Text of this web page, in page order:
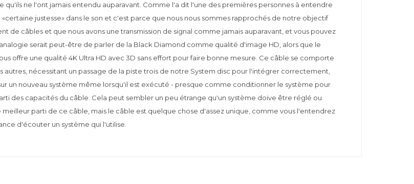
qu'ils ne l'ont jamais entendu auparavant. Comme l'a dit l'une des premières personnes à entendre
«certaine justesse» dans le son et c'est parce que nous nous sommes rapprochés de notre objectif
de câbles et que nous avons une transmission de signal comme jamais auparavant, et vous pouvez
serait peut-être de parler de la Black Diamond comme qualité d'image HD, alors que le
offre une qualité 4K Ultra HD avec 3D sans effort pour faire bonne mesure. Ce câble se comporte
autres, nécessitant un passage de la piste trois de notre System disc pour l'intégrer correctement,
un nouveau système même lorsqu'il est exécuté - presque comme conditionner le système pour
des capacités du câble. Cela peut sembler un peu étrange qu'un système doive être réglé ou
parti de ce câble, mais le câble est quelque chose d'assez unique, comme vous l'entendrez
d'écouter un système qui l'utilise.